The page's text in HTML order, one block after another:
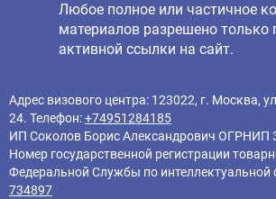
Любое полное или частичное
материалов разрешено только
активной ссылки на сайт.
Адрес визового центра: 123022, г. Москва,
24. Телефон:+74951284185
ИП Соколов Борис Александрович ОГРНИП
Номер государственной регистрации
Федеральной Службы по интеллектуальной
734897